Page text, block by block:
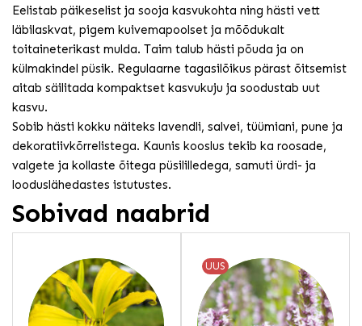
Eelistab päikeselist ja sooja kasvukohta ning hästi vett
läbilaskvat, pigem kuivemapoolset ja mõõdukalt
toitaineterikast mulda. Taim talub hästi põuda ja on
külmakindel püsik. Regulaarne tagasilõikus pärast õitsemist
aitab säilitada kompaktset kasvukuju ja soodustab uut
kasvu.
Sobib hästi kokku näiteks lavendli, salvei, tüümiani, pune ja
dekoratiivkõrrelistega. Kaunis kooslus tekib ka roosade,
valgete ja kollaste õitega püsililledega, samuti ürdi- ja
looduslähedastes istutustes.
Sobivad naabrid
UUS